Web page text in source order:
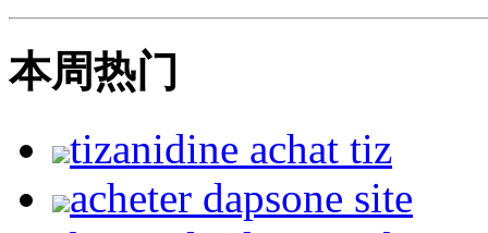
本周热门
tizanidine achat tiz
acheter dapsone site